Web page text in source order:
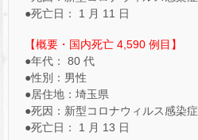
●死亡日： 1 月 11 日
【概要・国内死亡 4,590 例目】
●年代： 80 代
●性別：男性
●居住地：埼玉県
●死因：新型コロナウィルス感染症
●死亡日： 1 月 13 日